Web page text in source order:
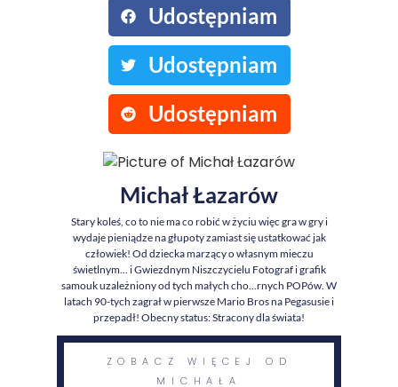
Udostępniam
Udostępniam
Udostępniam
Michał Łazarów
Stary koleś, co to nie ma co robić w życiu więc gra w gry i
wydaje pieniądze na głupoty zamiast się ustatkować jak
człowiek! Od dziecka marzący o własnym mieczu
świetlnym... i Gwiezdnym Niszczycielu Fotograf i grafik
samouk uzależniony od tych małych cho...rnych POPów. W
latach 90-tych zagrał w pierwsze Mario Bros na Pegasusie i
przepadł! Obecny status: Stracony dla świata!
ZOBACZ WIĘCEJ OD
MICHAŁA